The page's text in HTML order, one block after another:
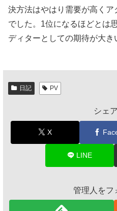
決方法はやはり需要が高くア
でした。1位になるほどとは
ディターとしての期待が大き
日記 PV
シェ
X
LINE
管理人をフ